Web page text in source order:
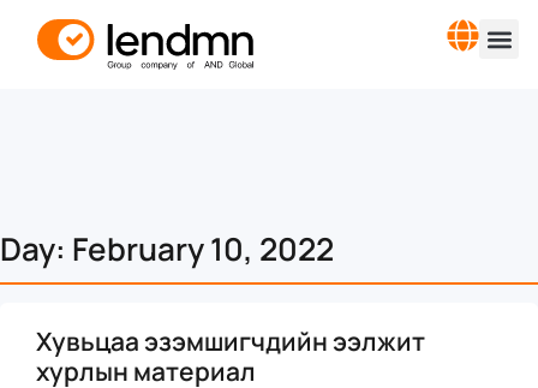
Day: February 10, 2022
Хувьцаа эзэмшигчдийн ээлжит
хурлын материал